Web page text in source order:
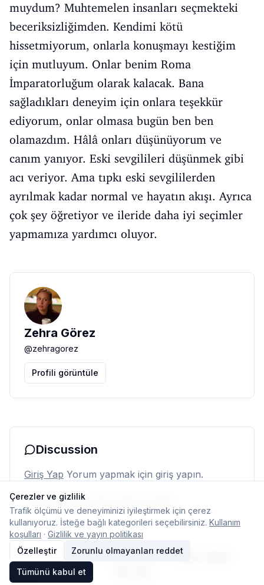
muydum? Muhtemelen insanları seçmekteki
beceriksizliğimden. Kendimi kötü
hissetmiyorum, onlarla konuşmayı kestiğim
için mutluyum. Onlar benim Roma
İmparatorluğum olarak kalacak. Bana
sağladıkları deneyim için onlara teşekkür
ediyorum, onlar olmasa bugün ben ben
olamazdım. Hâlâ onları düşünüyorum ve
canım yanıyor. Eski sevgilileri düşünmek gibi
acı veriyor. Ama tıpkı eski sevgililerden
ayrılmak kadar normal ve hayatın akışı. Ayrıca
çok şey öğretiyor ve ileride daha iyi seçimler
yapmamıza yardımcı oluyor.
Zehra Görez
@zehragorez
Profili görüntüle
Discussion
Giriş Yap Yorum yapmak için giriş yapın.
Henüz yorum yok. İlk yorumu siz yapın.
© 2026 TypelishAna SayfaEkipİletişimÇerez ayarları
Çerezler ve gizlilik
Trafik ölçümü ve deneyiminizi iyileştirmek için çerez
kullanıyoruz. İsteğe bağlı kategorileri seçebilirsiniz. Kullanım
koşulları · Gizlilik ve yayın politikası
Özelleştir
Zorunlu olmayanları reddet
Tümünü kabul et